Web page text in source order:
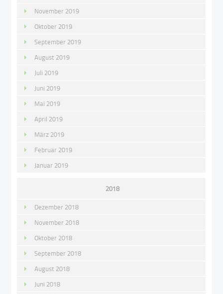
November 2019
Oktober 2019
September 2019
August 2019
Juli 2019
Juni 2019
Mai 2019
April 2019
März 2019
Februar 2019
Januar 2019
2018
Dezember 2018
November 2018
Oktober 2018
September 2018
August 2018
Juni 2018